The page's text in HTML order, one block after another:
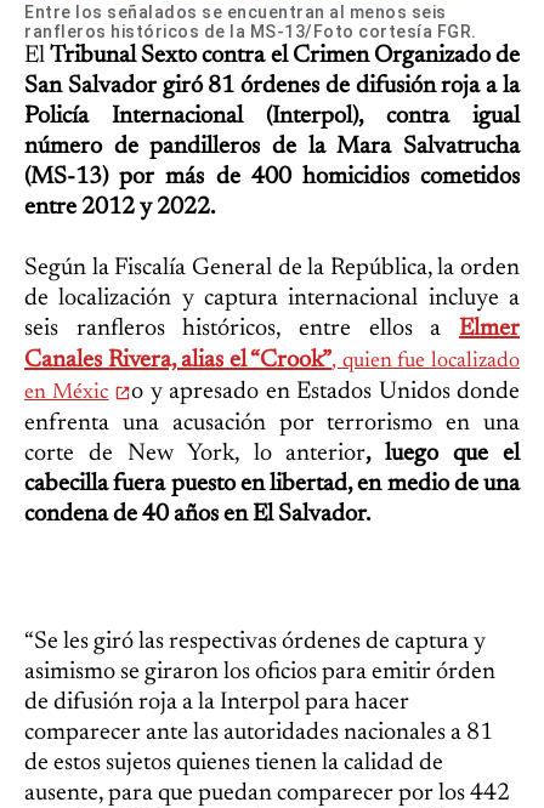
Entre los señalados se encuentran al menos seis
ranfleros históricos de la MS-13/Foto cortesía FGR.
ElTribunal Sexto contra el Crimen Organizado de
San Salvador giró 81 órdenes de difusión roja a la
Policía Internacional (Interpol), contra igual
número de pandilleros de la Mara Salvatrucha
(MS-13) por más de 400 homicidios cometidos
entre 2012 y 2022.
Según la Fiscalía General de la República, la orden
de localización y captura internacional incluye a
seis ranfleros históricos, entre ellos a Elmer
Canales Rivera, alias el “Crook”, quien fue localizado
en Méxic
o y apresado en Estados Unidos donde
enfrenta una acusación por terrorismo en una
corte de New York, lo anterior, luego que el
cabecilla fuera puesto en libertad, en medio de una
condena de 40 años en El Salvador.
“Se les giró las respectivas órdenes de captura y
asimismo se giraron los oficios para emitir órden
de difusión roja a la Interpol para hacer
comparecer ante las autoridades nacionales a 81
de estos sujetos quienes tienen la calidad de
ausente, para que puedan comparecer por los 442